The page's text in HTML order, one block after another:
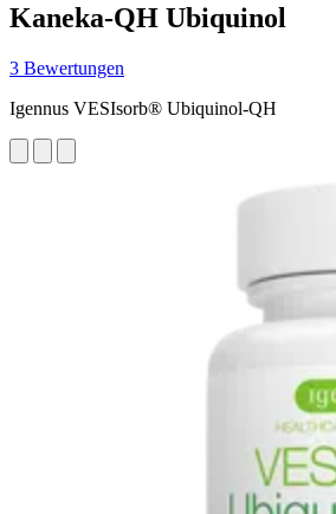
Kaneka-QH Ubiquinol
3 Bewertungen
Igennus VESIsorb® Ubiquinol-QH